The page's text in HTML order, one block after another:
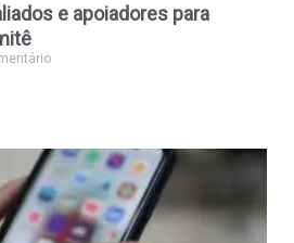
e apoiadores para